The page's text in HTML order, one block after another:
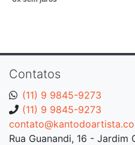
Contatos
(11) 9 9845-9273
(11) 9 9845-9273
Rua Guanandi, 16 -